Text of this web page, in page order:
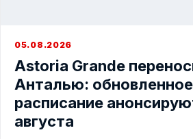
05.08.2026
Astoria Grande
Анталью: обновленное
расписание
августа